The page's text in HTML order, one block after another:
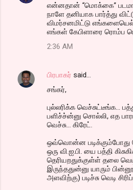
என்னதான் “மொக்கை”
நாளே தனியாக பார்த்து
விமர்சனமிட்டு
எங்கள் கேபிளாரை ரொம்ப
2:36 AM
பிரபாகர் said…
சங்கர்,
புல்லரிக்க வெச்சுட்டீங்க...
பளிச்ச்ன்னு சொல்லி, எத
வெச்சு... கிரேட்.
ஒவ்வொன்ன படிக்கும்போது
ஒரு வி.ஐ.பி. யை பத்தி
தெரியறதுக்குள்ள் தலை
இருந்ததுன்னு யாரும்
அளவிற்கு) படிச்சு வெடி